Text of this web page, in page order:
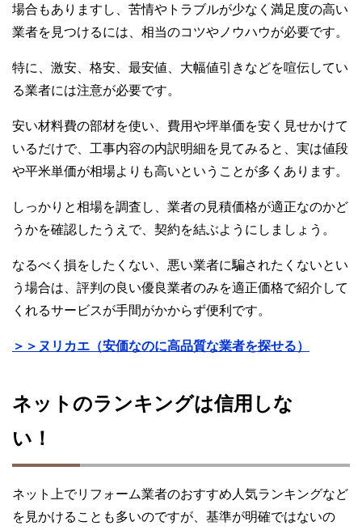
場合もありますし、苦情やトラブルが少なく満足度の高い
業者を見つけるには、相当のコツやノウハウが必要です。
特に、激安、格安、最安値、大幅値引きなどを喧伝してい
る業者には注意が必要です。
安い材料費の部材を使い、費用や坪単価を安く見せかけて
いるだけで、工事内容の内訳明細を見てみると、実は値段
や平米単価が相場よりも高いということが多くあります。
しっかりと相場を調査し、業者の見積価格が適正なのかど
うかを確認したうえで、契約を結ぶようにしましょう。
なるべく損をしたくない、悪い業者に騙されたくないとい
う場合は、評判の良い優良業者のみを適正価格で紹介して
くれるサービスが手間がかからず便利です。
＞＞ヌリカエ（安価なのに高品質な業者を探せる）
ネットのランキングは信用しな
い！
ネット上でリフォーム業者のおすすめ人気ランキングなど
を見かけることも多いのですが、基準が明確ではないの